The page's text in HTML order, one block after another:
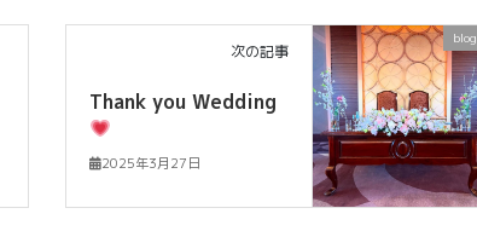
blog
次の記事
Thank you Wedding
2025年3月27日